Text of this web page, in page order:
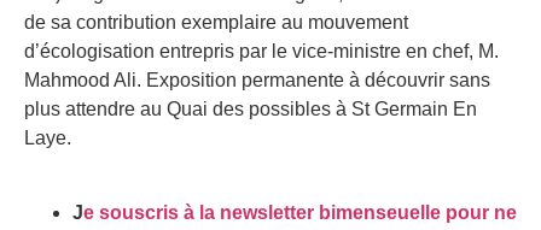
de sa contribution exemplaire au mouvement
d’écologisation entrepris par le vice-ministre en chef, M.
Mahmood Ali. Exposition permanente à découvrir sans
plus attendre au Quai des possibles à St Germain En
Laye.
Je souscris à la newsletter bimenseuelle pour ne